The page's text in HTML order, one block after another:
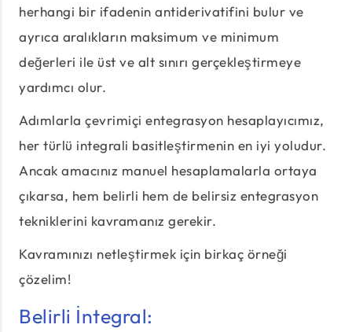
herhangi bir ifadenin antiderivatifini bulur ve
ayrıca aralıkların maksimum ve minimum
değerleri ile üst ve alt sınırı gerçekleştirmeye
yardımcı olur.
Adımlarla çevrimiçi entegrasyon hesaplayıcımız,
her türlü integrali basitleştirmenin en iyi yoludur.
Ancak amacınız manuel hesaplamalarla ortaya
çıkarsa, hem belirli hem de belirsiz entegrasyon
tekniklerini kavramanız gerekir.
Kavramınızı netleştirmek için birkaç örneği
çözelim!
Belirli İntegral: